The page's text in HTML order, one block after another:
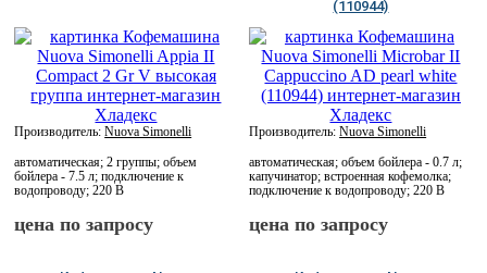
Производитель:Nuova Simonelli
автоматическая; 2 группы; объем
бойлера - 7.5 л; подключение к
водопроводу; 220 В
цена по запросу
(110944)
Производитель:Nuova Simonelli
автоматическая; объем бойлера - 0.7 л;
капучинатор; встроенная кофемолка;
подключение к водопроводу; 220 В
цена по запросу